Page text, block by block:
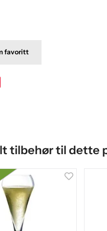
favoritt
tilbehør til dette